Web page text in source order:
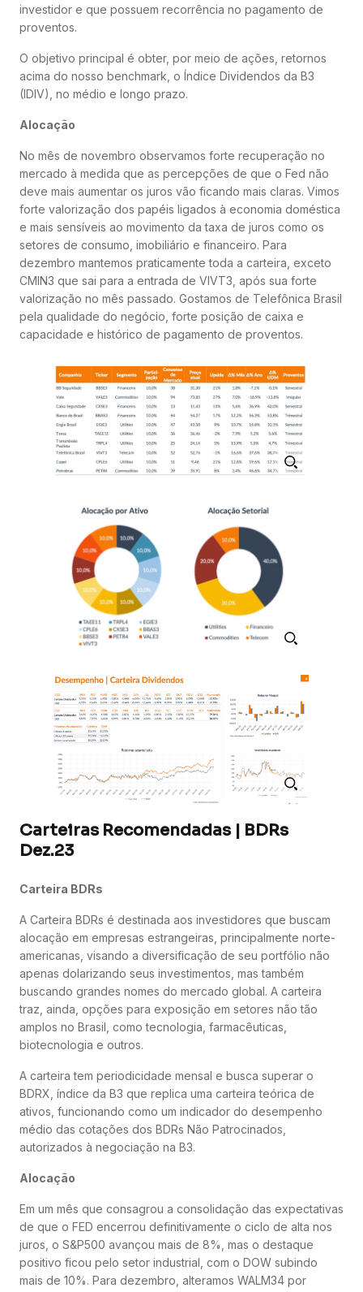
investidor e que possuem recorrência no pagamento de
proventos.
O objetivo principal é obter, por meio de ações, retornos
acima do nosso benchmark, o Índice Dividendos da B3
(IDIV), no médio e longo prazo.
Alocação
No mês de novembro observamos forte recuperação no
mercado à medida que as percepções de que o Fed não
deve mais aumentar os juros vão ficando mais claras. Vimos
forte valorização dos papéis ligados à economia doméstica
e mais sensíveis ao movimento da taxa de juros como os
setores de consumo, imobiliário e financeiro. Para
dezembro mantemos praticamente toda a carteira, exceto
CMIN3 que sai para a entrada de VIVT3, após sua forte
valorização no mês passado. Gostamos de Telefônica Brasil
pela qualidade do negócio, forte posição de caixa e
capacidade e histórico de pagamento de proventos.
Carteiras Recomendadas | BDRs
Dez.23
Carteira BDRs
A Carteira BDRs é destinada aos investidores que buscam
alocação em empresas estrangeiras, principalmente norte-
americanas, visando a diversificação de seu portfólio não
apenas dolarizando seus investimentos, mas também
buscando grandes nomes do mercado global. A carteira
traz, ainda, opções para exposição em setores não tão
amplos no Brasil, como tecnologia, farmacêuticas,
biotecnologia e outros.
A carteira tem periodicidade mensal e busca superar o
BDRX, índice da B3 que replica uma carteira teórica de
ativos, funcionando como um indicador do desempenho
médio das cotações dos BDRs Não Patrocinados,
autorizados à negociação na B3.
Alocação
Em um mês que consagrou a consolidação das expectativas
de que o FED encerrou definitivamente o ciclo de alta nos
juros, o S&P500 avançou mais de 8%, mas o destaque
positivo ficou pelo setor industrial, com o DOW subindo
mais de 10%. Para dezembro, alteramos WALM34 por